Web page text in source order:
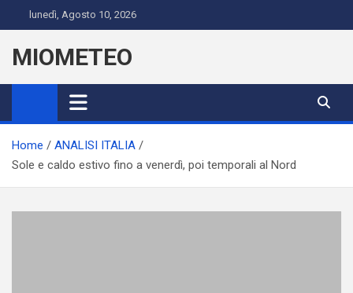
to
content
lunedì, Agosto 10, 2026
MIOMETEO
Home
ANALISI ITALIA
Sole e caldo estivo fino a venerdì, poi temporali al Nord